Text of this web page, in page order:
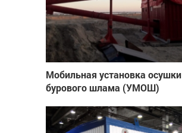
Мобильная установка осушки
бурового шлама (УМОШ)